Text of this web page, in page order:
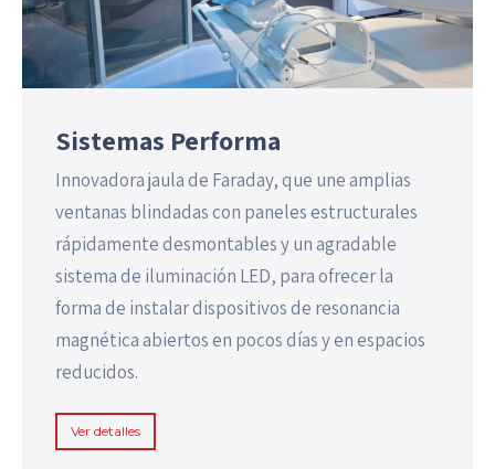
Sistemas Performa
Innovadora jaula de Faraday, que une amplias
ventanas blindadas con paneles estructurales
rápidamente desmontables y un agradable
sistema de iluminación LED, para ofrecer la
forma de instalar dispositivos de resonancia
magnética abiertos en pocos días y en espacios
reducidos.
Ver detalles